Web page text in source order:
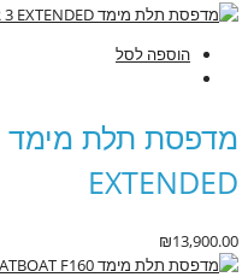
הוספה לסל
EXTENDED
₪13,900.00